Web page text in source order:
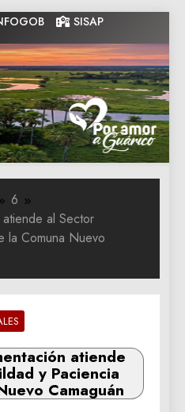
SISAP
Gobernacion
de Guarico
Gobernacion de Guarico
6
atiende al Sector
la Comuna Nuevo
atiende
y Paciencia
Camaguán